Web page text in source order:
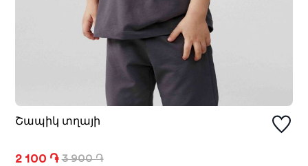
Շապիկ տղայի
2 100 ֏ 3 900 ֏